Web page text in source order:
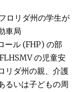
ロリダ州の学生が
車局
ール (FHP) の部
の児童安
リダ州の親、介護
るいは子どもの周